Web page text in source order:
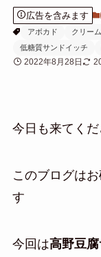
広告を含みます
アボカド
クリー
低糖質サンドイッチ
2022年8月28日
今日も来てく
このブログは
す
今回は高野豆